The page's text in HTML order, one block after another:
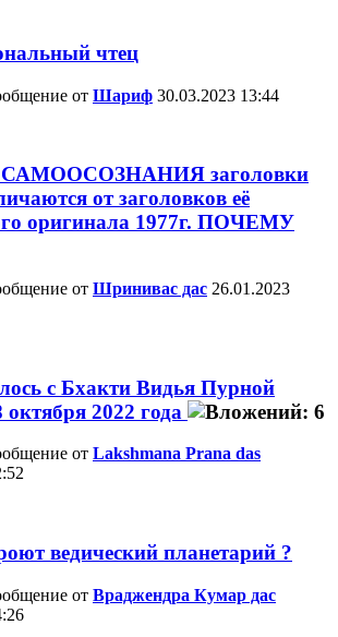
чтец
от Шариф 30.03.2023 13:44
заголовки
от заголовков её
оригинала 1977г. ПОЧЕМУ
от Шринивас дас 26.01.2023
с Бхакти Видья Пурной
2022 года
от Lakshmana Prana das
ведический планетарий ?
от Враджендра Кумар дас